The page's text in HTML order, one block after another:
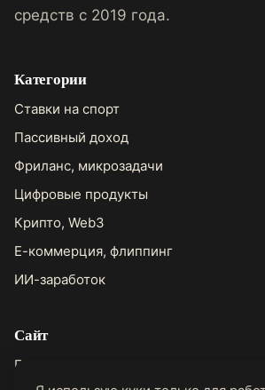
средств с 2019 года.
Категории
Ставки на спорт
Пассивный доход
Фриланс, микрозадачи
Цифровые продукты
Крипто, Web3
Е-коммерция, флиппинг
ИИ-заработок
Сайт
Главная